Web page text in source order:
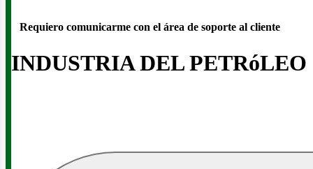
INDUSTRIA DEL PETRóLEO
Requiero comunicarme con el área de soporte al cliente